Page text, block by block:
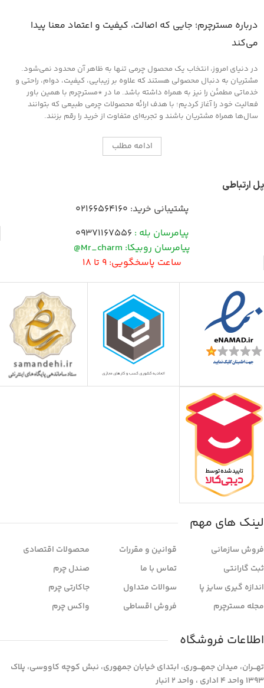
درباره مسترچرم؛ جایی که اصالت، کیفیت و اعتماد معنا پیدا
می‌کند
در دنیای امروز، انتخاب یک محصول چرمی تنها به ظاهر آن محدود نمی‌شود.
مشتریان به دنبال محصولی هستند که علاوه بر زیبایی، کیفیت، دوام، راحتی و
خدماتی مطمئن را نیز به همراه داشته باشد. ما در *مسترچرم با همین باور
فعالیت خود را آغاز کردیم؛ با هدف ارائه محصولات چرمی طبیعی که بتوانند
سال‌ها همراه مشتریان باشند و تجربه‌ای متفاوت از خرید را رقم بزنند.
ادامه مطلب
پل ارتباطی
پشتیبانی خرید: 02166564160
پیامرسان بله : 09371167556
پیامرسان روبیکا: Mr_charm@
ساعت پاسخگویی: 9 تا 18
لینک های مهم
فروش سازمانی
ثبت گارانتی
اندازه گیری سایز پا
مجله مسترچرم
قوانین و مقررات
تماس با ما
سوالات متداول
فروش اقساطی
محصولات اقتصادی
صندل چرم
جاکارتی چرم
واکس چرم
اطلاعات فروشگاه
تهـــران، میدان جمهـــوری، ابتدای خیابان جمهوری، نبش کوچه کاووسی، پلاک
1393 واحد 4 اداری ، واحد 2 انبار